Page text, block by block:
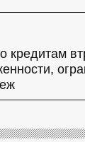
кредитам